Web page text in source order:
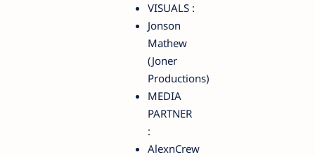
VISUALS :
Jonson
Mathew
(Joner
Productions)
MEDIA
PARTNER
:
AlexnCrew